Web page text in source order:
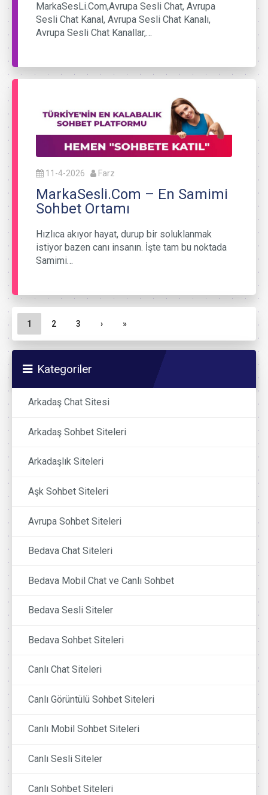
MarkaSesLi.Com,Avrupa Sesli Chat, Avrupa
Sesli Chat Kanal, Avrupa Sesli Chat Kanalı,
Avrupa Sesli Chat Kanallar,…
11-4-2026 Farz
MarkaSesli.Com – En Samimi
Sohbet Ortamı
Hızlıca akıyor hayat, durup bir soluklanmak
istiyor bazen canı insanın. İşte tam bu noktada
Samimi…
Sayfa gezinme
Geçerli Sayfa
1 Sayfa
2 Sayfa
3 › »
Kategoriler
Arkadaş Chat Sitesi
Arkadaş Sohbet Siteleri
Arkadaşlık Siteleri
Aşk Sohbet Siteleri
Avrupa Sohbet Siteleri
Bedava Chat Siteleri
Bedava Mobil Chat ve Canlı Sohbet
Bedava Sesli Siteler
Bedava Sohbet Siteleri
Canlı Chat Siteleri
Canlı Görüntülü Sohbet Siteleri
Canlı Mobil Sohbet Siteleri
Canlı Sesli Siteler
Canlı Sohbet Siteleri